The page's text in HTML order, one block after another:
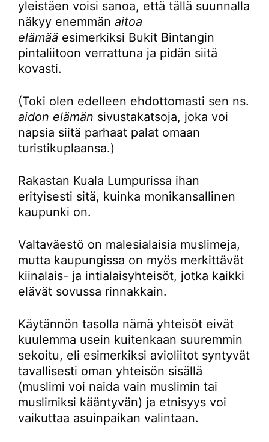
yleistäen voisi sanoa, että tällä suunnalla
näkyy enemmän aitoa
elämää esimerkiksi Bukit Bintangin
pintaliitoon verrattuna ja pidän siitä
kovasti.
(Toki olen edelleen ehdottomasti sen ns.
aidon elämän sivustakatsoja, joka voi
napsia siitä parhaat palat omaan
turistikuplaansa.)
Rakastan Kuala Lumpurissa ihan
erityisesti sitä, kuinka monikansallinen
kaupunki on.
Valtaväestö on malesialaisia muslimeja,
mutta kaupungissa on myös merkittävät
kiinalais- ja intialaisyhteisöt, jotka kaikki
elävät sovussa rinnakkain.
Käytännön tasolla nämä yhteisöt eivät
kuulemma usein kuitenkaan suuremmin
sekoitu, eli esimerkiksi avioliitot syntyvät
tavallisesti oman yhteisön sisällä
(muslimi voi naida vain muslimin tai
muslimiksi kääntyvän) ja etnisyys voi
vaikuttaa asuinpaikan valintaan.